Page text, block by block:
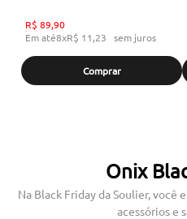
R$ 89,90
Em até8xR$ 11,23 sem juros
Comprar
Onix
Na Black Friday da Soulier, você
acessórios e